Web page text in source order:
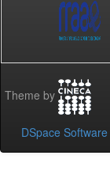
Theme by
DSpace Software